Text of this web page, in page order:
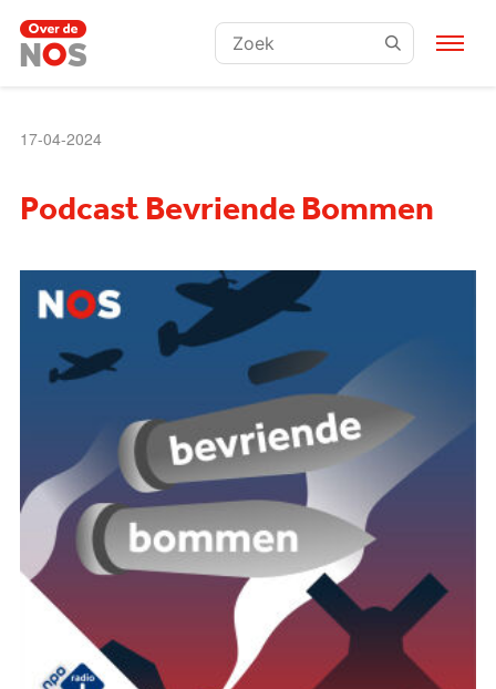
Zoeken:
17-04-2024
Podcast Bevriende Bommen